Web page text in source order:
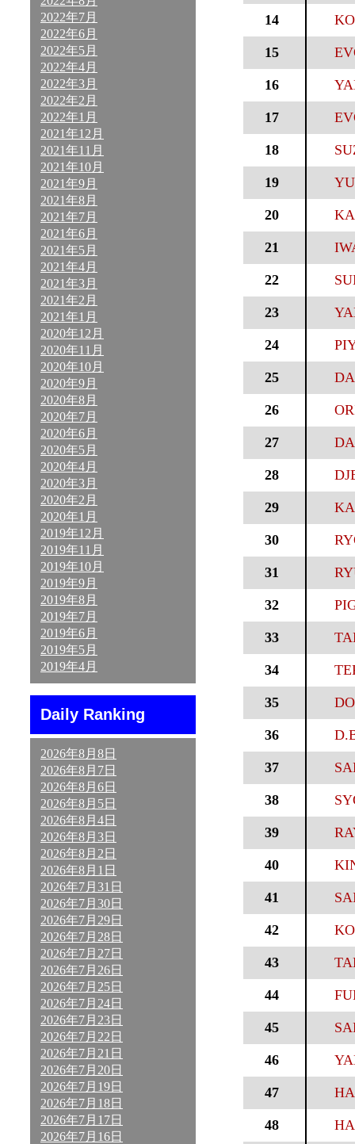
2022年7月
2022年6月
2022年5月
2022年4月
2022年3月
2022年2月
2022年1月
2021年12月
2021年11月
2021年10月
2021年9月
2021年8月
2021年7月
2021年6月
2021年5月
2021年4月
2021年3月
2021年2月
2021年1月
2020年12月
2020年11月
2020年10月
2020年9月
2020年8月
2020年7月
2020年6月
2020年5月
2020年4月
2020年3月
2020年2月
2020年1月
2019年12月
2019年11月
2019年10月
2019年9月
2019年8月
2019年7月
2019年6月
2019年5月
2019年4月
Daily Ranking
2026年8月8日
2026年8月7日
2026年8月6日
2026年8月5日
2026年8月4日
2026年8月3日
2026年8月2日
2026年8月1日
2026年7月31日
2026年7月30日
2026年7月29日
2026年7月28日
2026年7月27日
2026年7月26日
2026年7月25日
2026年7月24日
2026年7月23日
2026年7月22日
2026年7月21日
2026年7月20日
2026年7月19日
2026年7月18日
2026年7月17日
2026年7月16日
14
15
16
17
18
19
20
21
22
23
24
25
26
27
28
29
30
31
32
33
34
35
36
37
38
39
40
41
42
43
44
45
46
47
48